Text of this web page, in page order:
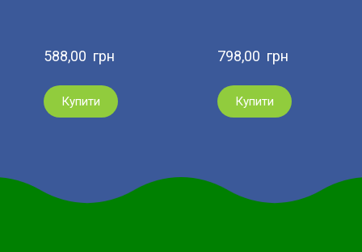
588,00  грн
Купити
798,00  грн
Купити